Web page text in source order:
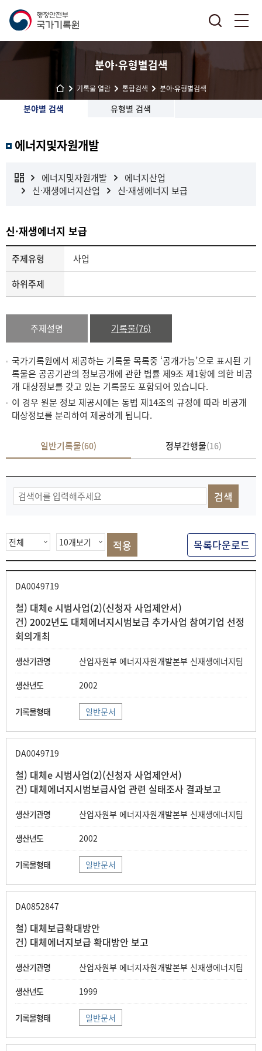
분야·유형별검색
기록물 열람 통합검색 분야·유형별검색
분야별 검색 유형별 검색
에너지및자원개발
에너지및자원개발
에너지산업
신·재생에너지산업
신·재생에너지 보급
신·재생에너지 보급
주제유형
사업
하위주제
주제설명 기록물(76)
국가기록원에서 제공하는 기록물 목록중 ‘공개가능’으로 표시된 기
록물은 공공기관의 정보공개에 관한 법률 제9조 제1항에 의한 비공
개 대상정보를 갖고 있는 기록물도 포함되어 있습니다.
이 경우 원문 정보 제공시에는 동법 제14조의 규정에 따라 비공개
대상정보를 분리하여 제공하게 됩니다.
일반기록물(60) 정부간행물(16)
물
색
목록다운로드
DA0049719
철) 대체e 시범사업(2)(신청자 사업제안서)
건) 2002년도 대체에너지시범보급 추가사업 참여기업 선정
회의개최
산업자원부 에너지자원개발본부 신재생에너지팀
2002
일반문서
DA0049719
철) 대체e 시범사업(2)(신청자 사업제안서)
건) 대체에너지시범보급사업 관련 실태조사 결과보고
산업자원부 에너지자원개발본부 신재생에너지팀
2002
일반문서
DA0852847
철) 대체보급확대방안
건) 대체에너지보급 확대방안 보고
산업자원부 에너지자원개발본부 신재생에너지팀
1999
일반문서